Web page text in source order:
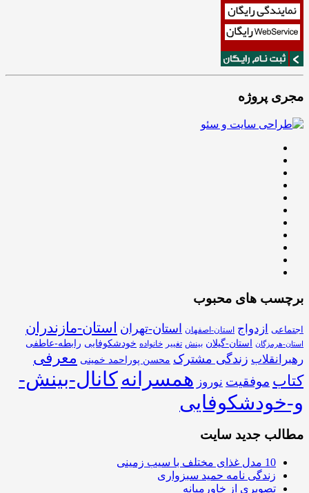
مجری پروژه
برچسب های محبوب
اجتماعی ازدواج استان-اصفهان استان-تهران استان-مازندران
استان-هرمزگان استان-گیلان بینش تغییر خانواده خودشکوفایی رابطه-عاطفی
رهبرانقلاب زندگی مشترک محسن پوراحمد خمینی معرفی
کتاب موفقیت نوروز همسرانهکانال-بینش-
و-خودشکوفایی
مطالب جدید سایت
10 مدل غذای مختلف با سیب زمینی
زندگی نامه حمید سبزواری
تصویری از خاورمیانه